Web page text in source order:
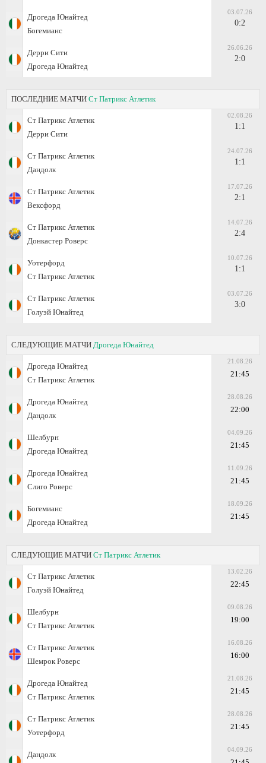
Дрогеда Юнайтед
Богемианс
03.07.26
0:2
Дерри Сити
Дрогеда Юнайтед
26.06.26
2:0
ПОСЛЕДНИЕ МАТЧИ Ст Патрикс Атлетик
Ст Патрикс Атлетик
Дерри Сити
02.08.26
1:1
Ст Патрикс Атлетик
Дандолк
24.07.26
1:1
Ст Патрикс Атлетик
Вексфорд
17.07.26
2:1
Ст Патрикс Атлетик
Донкастер Роверс
14.07.26
2:4
Уотерфорд
Ст Патрикс Атлетик
10.07.26
1:1
Ст Патрикс Атлетик
Голуэй Юнайтед
03.07.26
3:0
СЛЕДУЮЩИЕ МАТЧИ Дрогеда Юнайтед
Дрогеда Юнайтед
Ст Патрикс Атлетик
21.08.26
21:45
Дрогеда Юнайтед
Дандолк
28.08.26
22:00
Шелбурн
Дрогеда Юнайтед
04.09.26
21:45
Дрогеда Юнайтед
Слиго Роверс
11.09.26
21:45
Богемианс
Дрогеда Юнайтед
18.09.26
21:45
СЛЕДУЮЩИЕ МАТЧИ Ст Патрикс Атлетик
Ст Патрикс Атлетик
Голуэй Юнайтед
13.02.26
22:45
Шелбурн
Ст Патрикс Атлетик
09.08.26
19:00
Ст Патрикс Атлетик
Шемрок Роверс
16.08.26
16:00
Дрогеда Юнайтед
Ст Патрикс Атлетик
21.08.26
21:45
Ст Патрикс Атлетик
Уотерфорд
28.08.26
21:45
Дандолк
04.09.26